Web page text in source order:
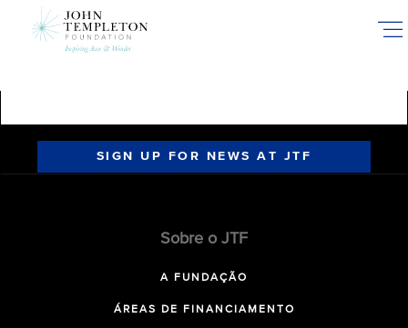
SIGN UP FOR NEWS AT JTF
Sobre o JTF
A FUNDAÇÃO
ÁREAS DE FINANCIAMENTO